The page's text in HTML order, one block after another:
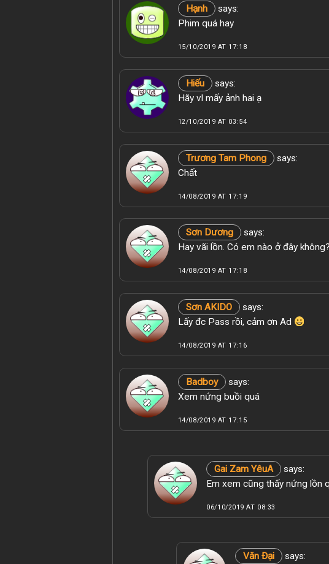
Hạnh
says:
Phim quá hay
15/10/2019 AT 17:18
Hiếu
says:
Hãy vl mấy ảnh hai ạ
12/10/2019 AT 03:54
Trương Tam Phong
says:
Chất
14/08/2019 AT 17:19
Sơn Dương
says:
Hay vãi lồn. Có em nào ở đây
14/08/2019 AT 17:18
Sơn AKIDO
says:
Lấy đc Pass rồi, cảm ơn Ad
14/08/2019 AT 17:16
Badboy
says:
Xem nứng buồi quá
14/08/2019 AT 17:15
Gai Zam YêuA
says:
Em xem cũng thấy nứng lồn
06/10/2019 AT 08:33
Văn Đại
says: